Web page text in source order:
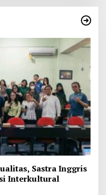
Sastra Inggris
Interkultural